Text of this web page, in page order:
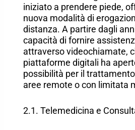
iniziato a prendere piede,
nuova modalità di
distanza. A partire dagli
capacità di fornire
attraverso videochiamate,
piattaforme digitali ha
possibilità per il
aree remote o con limitata
2.1. Telemedicina e